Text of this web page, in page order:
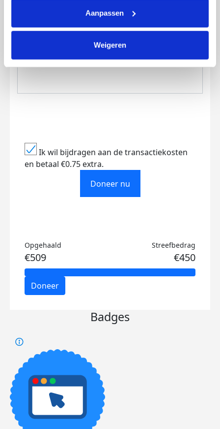
Aanpassen
Weigeren
Referentie
Ik wil bijdragen aan de transactiekosten
en betaal €0.75 extra.
Doneer nu
Opgehaald
€509
Streefbedrag
€450
Doneer
Badges